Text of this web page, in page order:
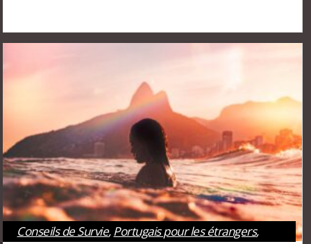
Conseils de Survie,Portugais pour les étrangers,